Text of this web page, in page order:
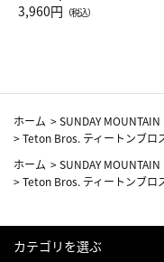
Drop JAL客室乗務員（LC
3,960円 （税込）
ホーム >SUNDAY MOUNTAIN
>Teton Bros. ティートンブロ
ホーム >SUNDAY MOUNTAIN
>Teton Bros. ティートンブロ
カテゴリを選ぶ